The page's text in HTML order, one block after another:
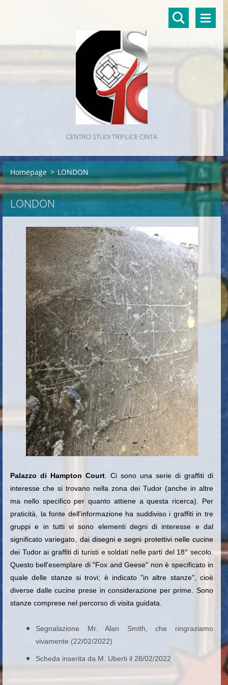
CENTRO STUDI TRIPLICE CINTA
Homepage > LONDON
LONDON
Palazzo di Hampton Court . Ci sono una serie di graffiti di
interesse che si trovano nella zona dei Tudor (anche in altre
ma nello specifico per quanto attiene a questa ricerca). Per
praticità, la fonte dell'informazione ha suddiviso i graffiti in tre
gruppi e in tutti vi sono elementi degni di interesse e dal
significato variegato, dai disegni e segni protettivi nelle cucine
dei Tudor ai graffiti di turisti e soldati nelle parti del 18° secolo.
Questo bell'esemplare di "Fox and Geese" non è specificato in
quale delle stanze si trovi; è indicato "in altre stanze", cioè
diverse dalle cucine prese in considerazione per prime. Sono
stanze comprese nel percorso di visita guidata.
Segnalazione Mr. Alan Smith, che ringraziamo
vivamente (22/02/2022)
Scheda inserita da M. Uberti il 28/02/2022